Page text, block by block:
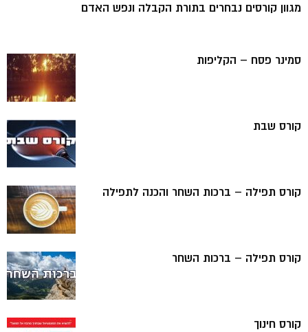
מגוון קורסים נבחרים בתורת הקבלה ונפש האדם
סמינר פסח – הקליפות
קורס שבת
קורס תפילה – ברכות השחר והכנה לתפילה
קורס תפילה – ברכות השחר
קורס חינוך